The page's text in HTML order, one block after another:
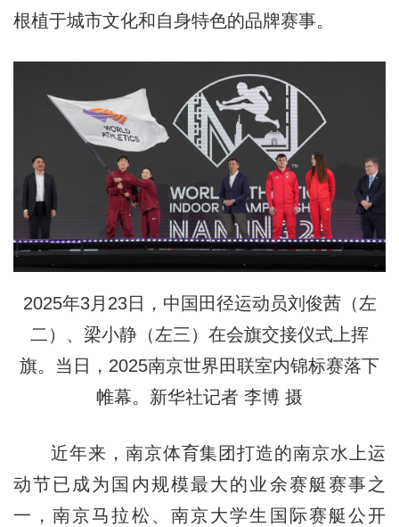
根植于城市文化和自身特色的品牌赛事。
2025年3月23日，中国田径运动员刘俊茜（左
二）、梁小静（左三）在会旗交接仪式上挥
旗。当日，2025南京世界田联室内锦标赛落下
帷幕。新华社记者 李博 摄
近年来，南京体育集团打造的南京水上运
动节已成为国内规模最大的业余赛艇赛事之
一，南京马拉松、南京大学生国际赛艇公开